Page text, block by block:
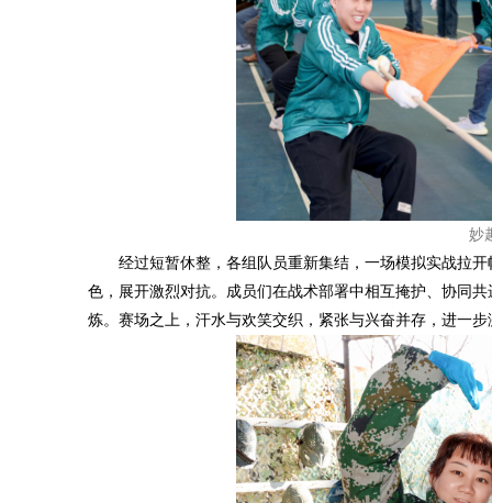
妙
经过短暂休整，各组队员重新集结，一场模拟实战拉
色，展开激烈对抗。成员们在战术部署中相互掩护、协同
炼。赛场之上，汗水与欢笑交织，紧张与兴奋并存，进一